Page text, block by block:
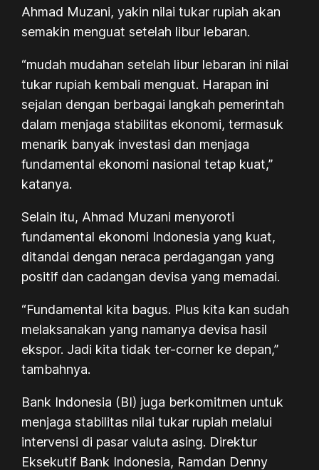
Ahmad Muzani, yakin nilai tukar rupiah akan
semakin menguat setelah libur lebaran.
“mudah mudahan setelah libur lebaran ini nilai
tukar rupiah kembali menguat. Harapan ini
sejalan dengan berbagai langkah pemerintah
dalam menjaga stabilitas ekonomi, termasuk
menarik banyak investasi dan menjaga
fundamental ekonomi nasional tetap kuat,”
katanya.
Selain itu, Ahmad Muzani menyoroti
fundamental ekonomi Indonesia yang kuat,
ditandai dengan neraca perdagangan yang
positif dan cadangan devisa yang memadai.
“Fundamental kita bagus. Plus kita kan sudah
melaksanakan yang namanya devisa hasil
ekspor. Jadi kita tidak ter-corner ke depan,”
tambahnya.
Bank Indonesia (BI) juga berkomitmen untuk
menjaga stabilitas nilai tukar rupiah melalui
intervensi di pasar valuta asing. Direktur
Eksekutif Bank Indonesia, Ramdan Denny